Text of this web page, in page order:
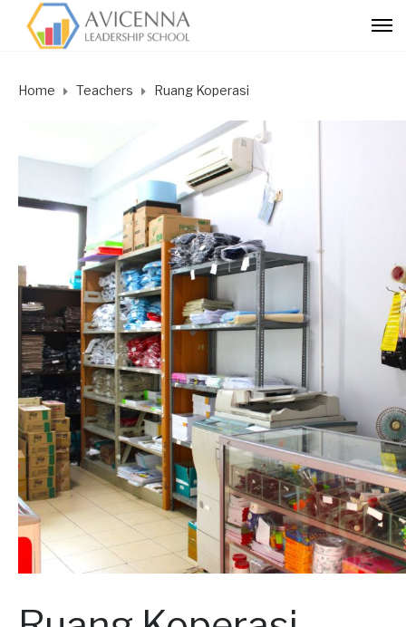
Home Teachers Ruang Koperasi